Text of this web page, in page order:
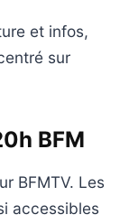
et infos,
sur
BFM
BFMTV. Les
accessibles